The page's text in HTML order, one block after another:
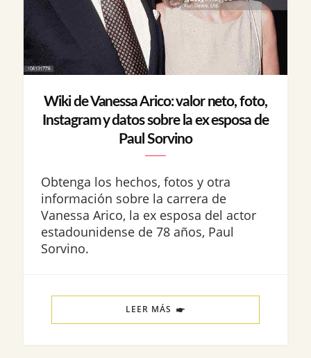
Wiki de Vanessa Arico: valor neto, foto,
Instagram y datos sobre la ex esposa de
Paul Sorvino
Obtenga los hechos, fotos y otra
información sobre la carrera de
Vanessa Arico, la ex esposa del actor
estadounidense de 78 años, Paul
Sorvino.
LEER MÁS